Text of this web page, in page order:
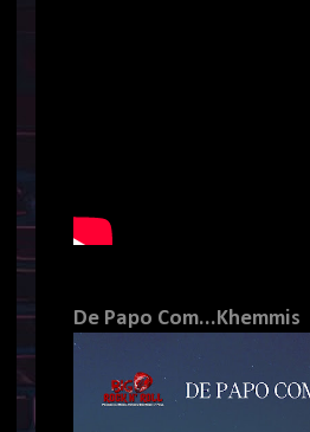
De Papo Com...Khemmis